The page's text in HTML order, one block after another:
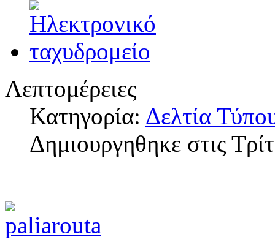
Λεπτομέρειες
Κατηγορία: Δελτία
Δημιουργηθηκε στις